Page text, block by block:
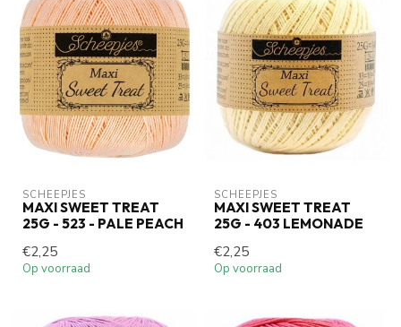
SCHEEPJES
MAXI SWEET TREAT
25G - 523 - PALE PEACH
€2,25
Op voorraad
SCHEEPJES
MAXI SWEET TREAT
25G - 403 LEMONADE
€2,25
Op voorraad